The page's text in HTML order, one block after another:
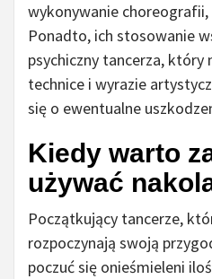
wykonywanie
Ponadto, ich stosowanie
psychiczny tancerza, który
technice i wyrazie
się o ewentualne
Kiedy warto
używać
Początkujący tancerze,
rozpoczynają swoją
poczuć się onieśmieleni